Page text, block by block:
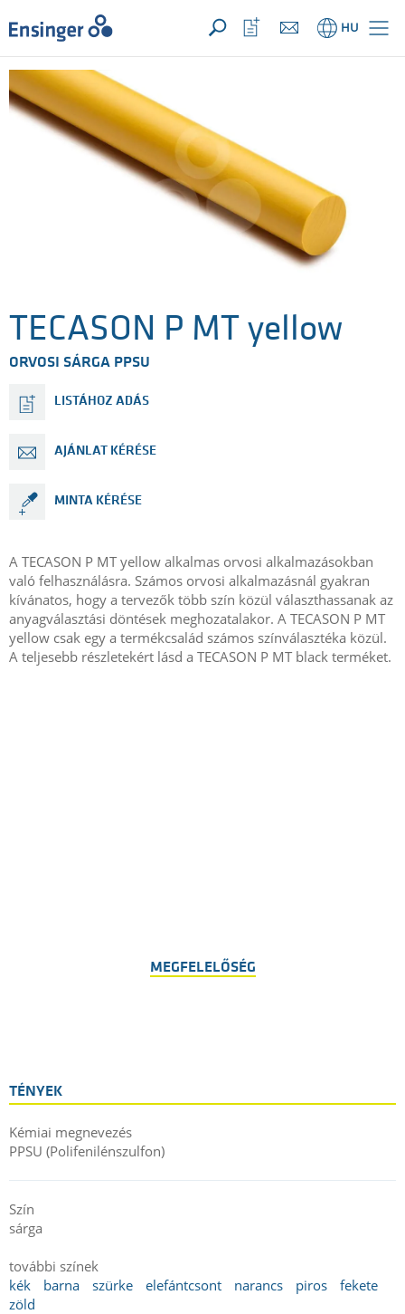
Az Ön megkeresése ({{productCount}} számú termékre)
MEGNYIT
Főoldal HU
Kedvencek
megnyitása
TECASON P MT yellow
ORVOSI SÁRGA PPSU
LISTÁHOZ ADÁS
AJÁNLAT KÉRÉSE
MINTA KÉRÉSE
A TECASON P MT yellow alkalmas orvosi alkalmazásokban
való felhasználásra. Számos orvosi alkalmazásnál gyakran
kívánatos, hogy a tervezők több szín közül választhassanak az
anyagválasztási döntések meghozatalakor. A TECASON P MT
yellow csak egy a termékcsalád számos színválasztéka közül.
A teljesebb részletekért lásd a TECASON P MT black terméket.
MEGFELELŐSÉG
TÉNYEK
Kémiai megnevezés
PPSU (Polifenilénszulfon)
Szín
sárga
további színek
kék
barna szürke elefántcsont narancs piros
fekete
zöld